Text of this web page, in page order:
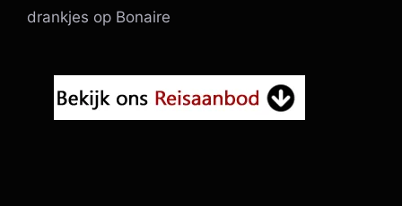
drankjes op Bonaire